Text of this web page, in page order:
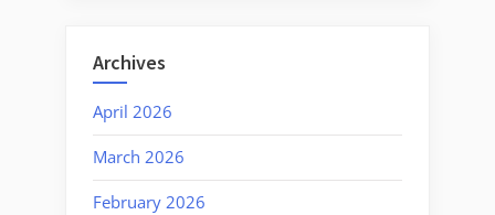
Archives
April 2026
March 2026
February 2026